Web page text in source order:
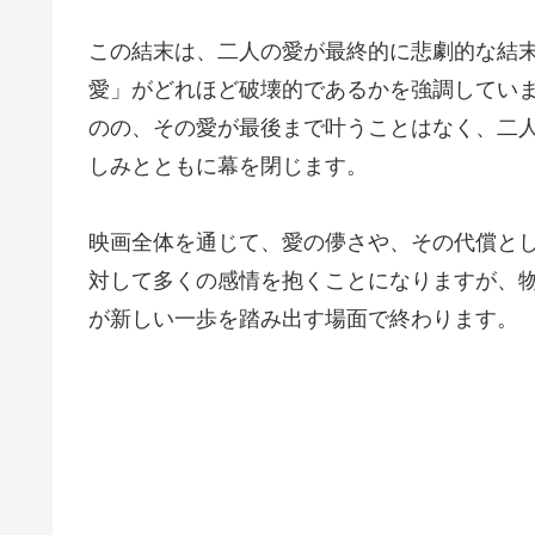
この結末は、二人の愛が最終的に悲劇的な結
愛」がどれほど破壊的であるかを強調してい
のの、その愛が最後まで叶うことはなく、二
しみとともに幕を閉じます。
映画全体を通じて、愛の儚さや、その代償と
対して多くの感情を抱くことになりますが、
が新しい一歩を踏み出す場面で終わります。